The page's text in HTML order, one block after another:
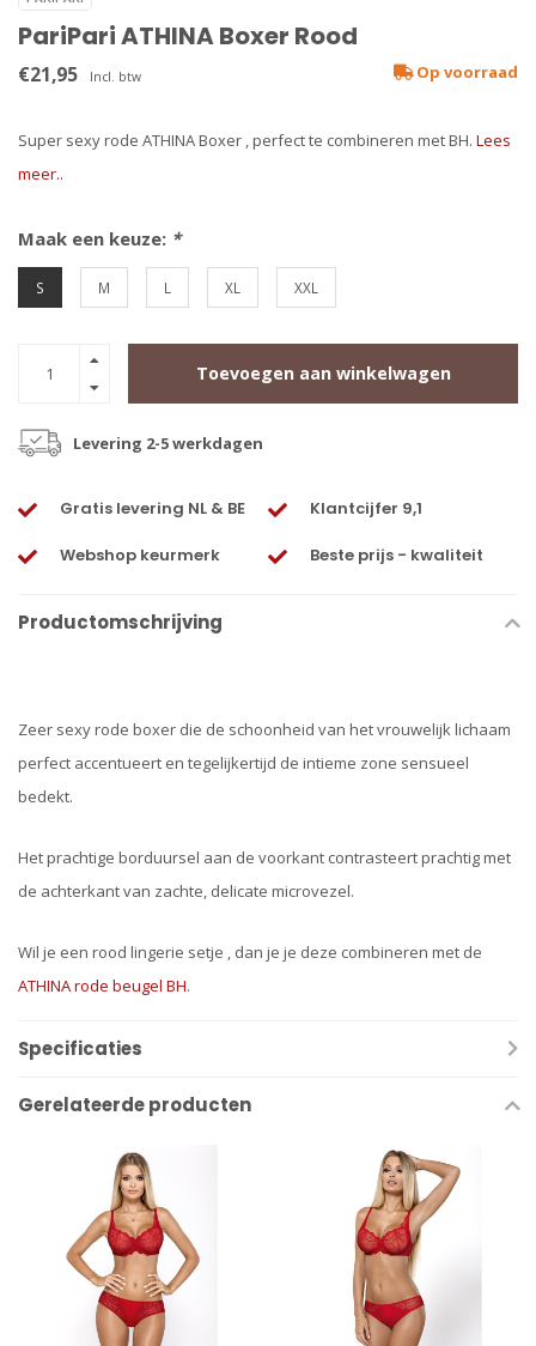
PariPari ATHINA Boxer Rood
€21,95 Incl. btw Op voorraad
Super sexy rode ATHINA Boxer , perfect te combineren met BH. Lees
meer..
Maak een keuze: *
S M L XL XXL
Toevoegen aan winkelwagen
Levering 2-5 werkdagen
Gratis levering NL & BE Klantcijfer 9,1
Webshop keurmerk Beste prijs - kwaliteit
Productomschrijving
Zeer sexy rode boxer die de schoonheid van het vrouwelijk lichaam
perfect accentueert en tegelijkertijd de intieme zone sensueel
bedekt.
Het prachtige borduursel aan de voorkant contrasteert prachtig met
de achterkant van zachte, delicate microvezel.
Wil je een rood lingerie setje , dan je je deze combineren met de
ATHINA rode beugel BH.
Specificaties
Gerelateerde producten